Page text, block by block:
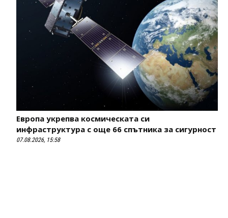
Европа укрепва космическата си
инфраструктура с още 66 спътника за сигурност
07.08.2026, 15:58